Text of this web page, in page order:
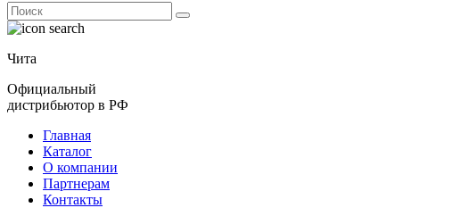
Поиск
for:
Чита
Официальный
дистрибьютор в РФ
Главная
Каталог
О компании
Партнерам
Контакты